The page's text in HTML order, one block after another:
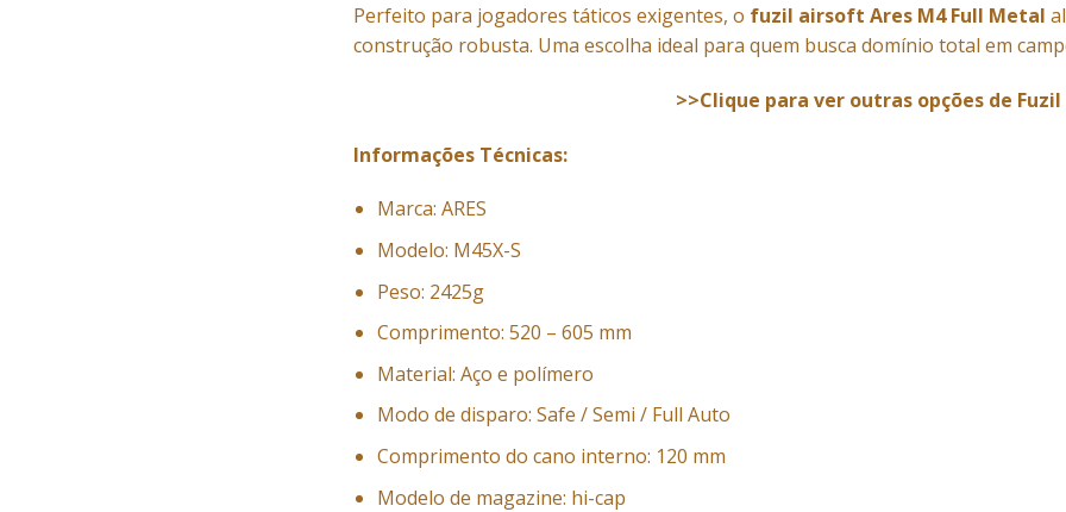
Perfeito para jogadores táticos exigentes, o fuzil airsoft Ares M4 Full Metal
construção robusta. Uma escolha ideal para quem busca domínio total em
>>Clique para ver outras opções de
Informações Técnicas:
Marca: ARES
Modelo: M45X-S
Peso: 2425g
Comprimento: 520 – 605 mm
Material: Aço e polímero
Modo de disparo: Safe / Semi / Full Auto
Comprimento do cano interno: 120 mm
Modelo de magazine: hi-cap